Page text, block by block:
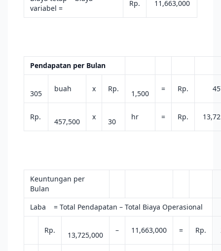
variabel =
Rp. 11,663,000
Pendapatan per Bulan
305
buah x Rp.
1,500
= Rp.
Rp.
457,500
x
30
hr = Rp.
Keuntungan per
Bulan
Laba = Total Pendapatan – Total Biaya Operasional
Rp.
13,725,000
– 11,663,000 = Rp.